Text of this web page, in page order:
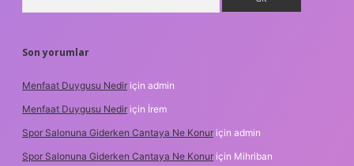
Son yorumlar
Menfaat Duygusu Nedir için admin
Menfaat Duygusu Nedir için İrem
Spor Salonuna Giderken Cantaya Ne Konur için admin
Spor Salonuna Giderken Cantaya Ne Konur için Mihriban